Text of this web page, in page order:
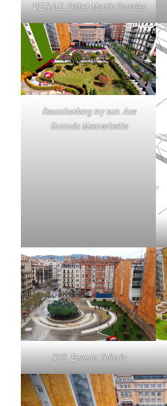
V.E.R.D.E. Esther Martín Corrales
Rauschenberg my sun. Ane
Guzmán Manzarbeitia
XYZ. Ernesto Tellería